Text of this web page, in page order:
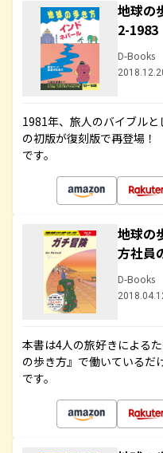
地球の
2-1983
D-Books
1981年、旅人のバイブル
の初版が復刻版で再登場
です。
地球の
方社員
D-Books
本書は4人の旅好きによる
の歩き方』で働いているだ
です。